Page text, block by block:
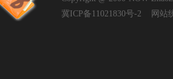
冀ICP备11021830号-2
网站